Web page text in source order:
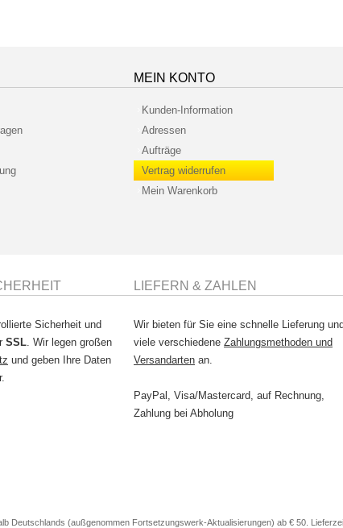
MEIN KONTO
Kunden-Information
Adressen
Aufträge
Vertrag widerrufen
Mein Warenkorb
Sicherheit und
SSL. Wir legen großen
und geben Ihre Daten
LIEFERN & ZAHLEN
Wir bieten für Sie eine schnelle Lieferung
viele verschiedene Zahlungsmethoden und
Versandarten an.
PayPal, Visa/Mastercard, auf Rechnung,
Zahlung bei Abholung
Deutschlands (außgenommen Fortsetzungswerk-Aktualisierungen) ab € 50.